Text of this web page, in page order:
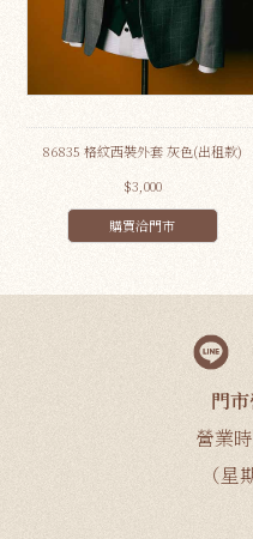
86835 格紋西裝外套 灰色(出租款)
$3,000
購買洽門市
門
營業
（星